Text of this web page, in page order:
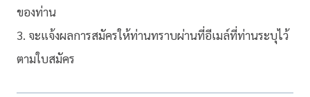
ของท่าน
3. จะแจ้งผลการสมัครให้ท่านทราบผ่านที่อีเมล์ที่ท่านระบุไว้
ตามใบสมัคร